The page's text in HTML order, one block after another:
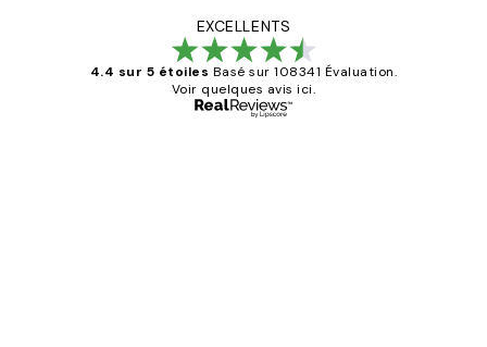
EXCELLENTS
4.4 sur 5 étoiles Basé sur 108341 Évaluation.
Voir quelques avis ici.